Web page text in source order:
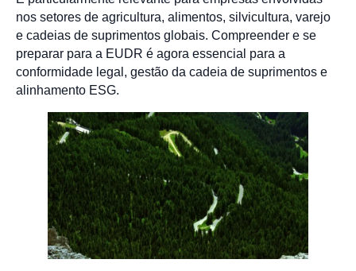
nos setores de agricultura, alimentos, silvicultura, varejo
e cadeias de suprimentos globais. Compreender e se
preparar para a EUDR é agora essencial para a
conformidade legal, gestão da cadeia de suprimentos e
alinhamento ESG.